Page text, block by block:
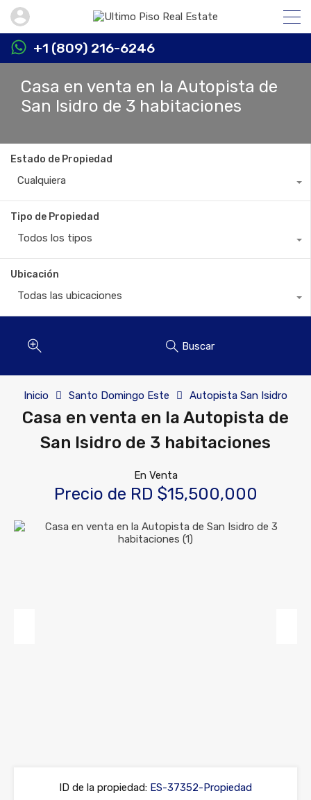
+1 (809) 216-6246
Casa en venta en la Autopista de
San Isidro de 3 habitaciones
Estado de Propiedad
Cualquiera
Tipo de Propiedad
Todos los tipos
Ubicación
Todas las ubicaciones
Buscar
Inicio Santo Domingo Este Autopista San Isidro
Casa en venta en la Autopista de
San Isidro de 3 habitaciones
En Venta
Precio de RD $15,500,000
ID de la propiedad: ES-37352-Propiedad